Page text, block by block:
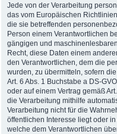
Jede von der Verarbeitung
das vom Europäischen
die sie betreffenden
Person einem Verantwortlichen
gängigen und
Recht, diese Daten einem
den Verantwortlichen, dem die
wurden, zu übermitteln, sofern
Art. 6 Abs. 1 Buchstabe a DS-
oder auf einem Vertrag gemäß
die Verarbeitung mithilfe
Verarbeitung nicht für die
öffentlichen Interesse liegt oder
welche dem Verantwortlichen